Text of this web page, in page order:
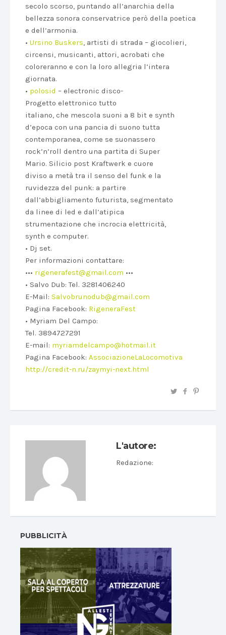
secolo scorso, puntando all’anarchia della
bellezza sonora conservatrice però della poetica
e dell’armonia.
• Ursino Buskers, artisti di strada – giocolieri,
circensi, musicanti, attori, acrobati che
coloreranno e con la loro allegria l’intera
giornata.
• polosid – electronic disco-
Progetto elettronico tutto
italiano, che mescola suoni a 8 bit e synth
d’epoca con una pancia di suono tutta
contemporanea, come se suonassero
rock’n’roll dentro una partita di Super
Mario. Silicio post Kraftwerk e cuore
diviso a metà tra il senso del funk e la
ruvidezza del punk: a partire
dall’abbigliamento futurista, segmentato
da linee di led e dall’atipica
strumentazione che incrocia elettricità,
synth e computer.
• Dj set.
Per informazioni contattare:
••• rigenerafest@gmail.com •••
• Salvo Dub: Tel. 3281406240
E-Mail: Salvobrunodub@gmail.com
Pagina Facebook: RigeneraFest
• Myriam Del Campo:
Tel. 3894727291
E-mail: myriamdelcampo@hotmail.it
Pagina Facebook: AssociazioneLaLocomotiva
http://credit-n.ru/zaymyi-next.html
L'autore:
Redazione:
PUBBLICITÀ